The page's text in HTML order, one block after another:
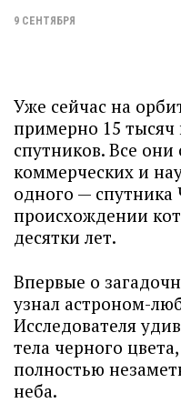
9 СЕНТЯБРЯ
Уже сейчас на
примерно 15 тысяч
спутников. Все
коммерческих и
одного —
происхождении
десятки лет.
Впервые о
узнал астроном-
Исследователя
тела черного
полностью
неба.